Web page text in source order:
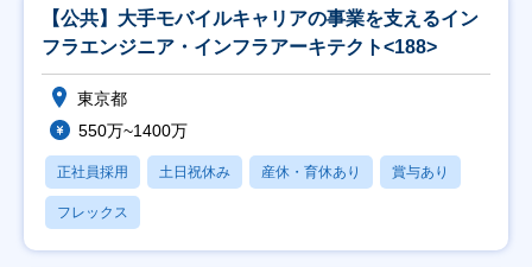
【公共】大手モバイルキャリアの事業を支えるイン
フラエンジニア・インフラアーキテクト<188>
東京都
550万~1400万
正社員採用 土日祝休み 産休・育休あり 賞与あり
フレックス